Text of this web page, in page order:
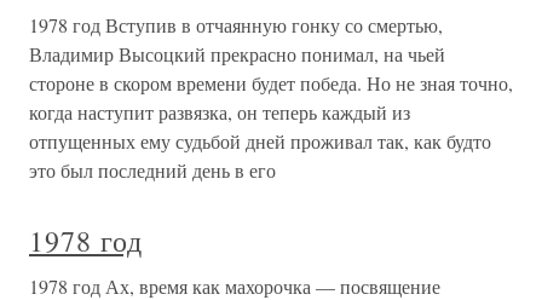
1978 год Вступив в отчаянную гонку со смертью,
Владимир Высоцкий прекрасно понимал, на чьей
стороне в скором времени будет победа. Но не зная точно,
когда наступит развязка, он теперь каждый из
отпущенных ему судьбой дней проживал так, как будто
это был последний день в его
1978 год
1978 год Ах, время как махорочка — посвящение